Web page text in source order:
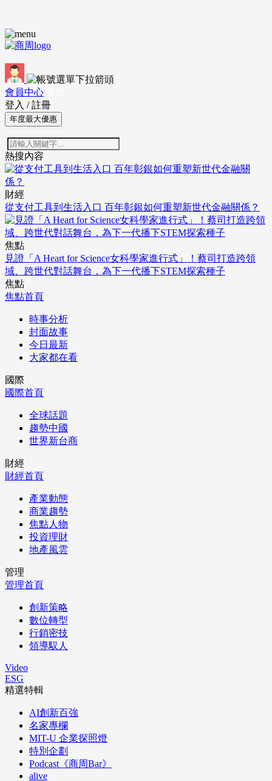
會員中心
登入 / 註冊
年度最大優惠
熱搜內容
財經
從支付工具到生活入口 百年彰銀如何重塑新世代金融關係？
焦點
見證「A Heart for Science女科學家進行式」！蔡司打造跨領
域、跨世代對話舞台，為下一代播下STEM探索種子
焦點
焦點首頁
時事分析
封面故事
今日最新
大家都在看
國際
國際首頁
全球話題
趨勢中國
世界新台商
財經
財經首頁
產業動態
商業趨勢
焦點人物
投資理財
地產風雲
管理
管理首頁
創新策略
數位轉型
行銷密技
領導馭人
Video
ESG
精選特輯
AI創新百強
名家專欄
MIT-U 企業探照燈
特別企劃
Podcast《商周Bar》
alive